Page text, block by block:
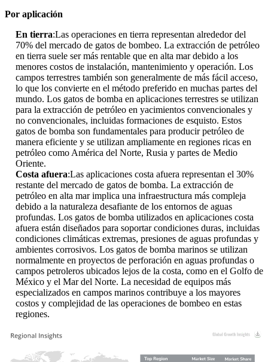
Por aplicación
En tierra:Las operaciones en tierra representan alrededor del
70% del mercado de gatos de bombeo. La extracción de petróleo
en tierra suele ser más rentable que en alta mar debido a los
menores costos de instalación, mantenimiento y operación. Los
campos terrestres también son generalmente de más fácil acceso,
lo que los convierte en el método preferido en muchas partes del
mundo. Los gatos de bomba en aplicaciones terrestres se utilizan
para la extracción de petróleo en yacimientos convencionales y
no convencionales, incluidas formaciones de esquisto. Estos
gatos de bomba son fundamentales para producir petróleo de
manera eficiente y se utilizan ampliamente en regiones ricas en
petróleo como América del Norte, Rusia y partes de Medio
Oriente.
Costa afuera:Las aplicaciones costa afuera representan el 30%
restante del mercado de gatos de bomba. La extracción de
petróleo en alta mar implica una infraestructura más compleja
debido a la naturaleza desafiante de los entornos de aguas
profundas. Los gatos de bomba utilizados en aplicaciones costa
afuera están diseñados para soportar condiciones duras, incluidas
condiciones climáticas extremas, presiones de aguas profundas y
ambientes corrosivos. Los gatos de bomba marinos se utilizan
normalmente en proyectos de perforación en aguas profundas o
campos petroleros ubicados lejos de la costa, como en el Golfo de
México y el Mar del Norte. La necesidad de equipos más
especializados en campos marinos contribuye a los mayores
costos y complejidad de las operaciones de bombeo en estas
regiones.